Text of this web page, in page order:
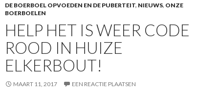
DE BOERBOEL OPVOEDEN EN DE PUBERTEIT, NIEUWS, ONZE
BOERBOELEN
HELP HET IS WEER CODE
ROOD IN HUIZE
ELKERBOUT!
MAART 11, 2017 EEN REACTIE PLAATSEN